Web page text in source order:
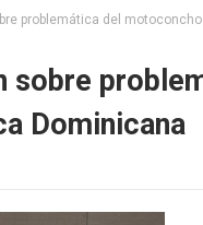
problemática del motoconcho
sobre
Dominicana